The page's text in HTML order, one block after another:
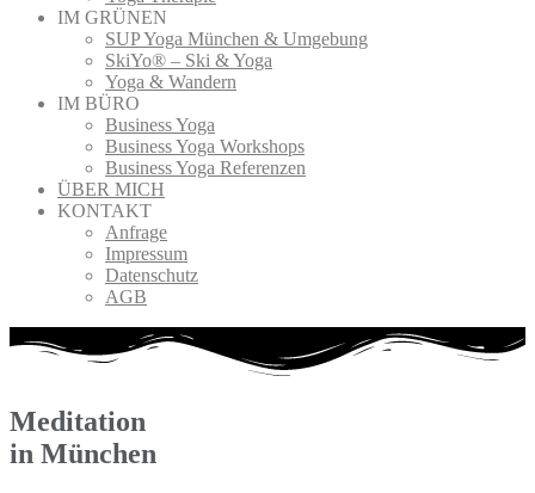
IM GRÜNEN
SUP Yoga München & Umgebung
SkiYo® – Ski & Yoga
Yoga & Wandern
IM BÜRO
Business Yoga
Business Yoga Workshops
Business Yoga Referenzen
ÜBER MICH
KONTAKT
Anfrage
Impressum
Datenschutz
AGB
Meditation
in München